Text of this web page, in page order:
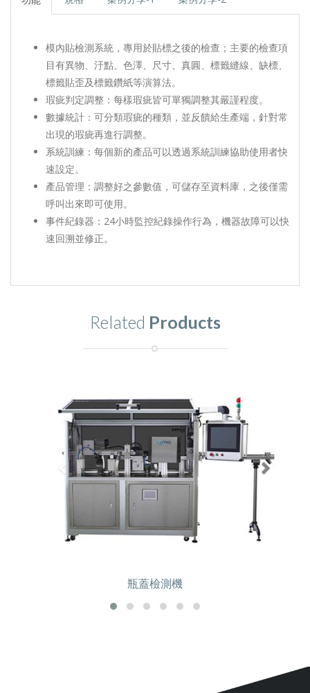
模內貼檢測系統，專用於貼標之後的檢查；主要的檢查項
目有異物、汙點、色澤、尺寸、真圓、標籤縫線、缺標、
標籤貼歪及標籤鑽紙等演算法。
瑕疵判定調整：每樣瑕疵皆可單獨調整其嚴謹程度。
數據統計：可分類瑕疵的種類，並反饋給生產端，針對常
出現的瑕疵再進行調整。
系統訓練：每個新的產品可以透過系統訓練協助使用者快
速設定。
產品管理：調整好之參數值，可儲存至資料庫，之後僅需
呼叫出來即可使用。
事件紀錄器：24小時監控紀錄操作行為，機器故障可以快
速回溯並修正。
Related Products
瓶蓋檢測機